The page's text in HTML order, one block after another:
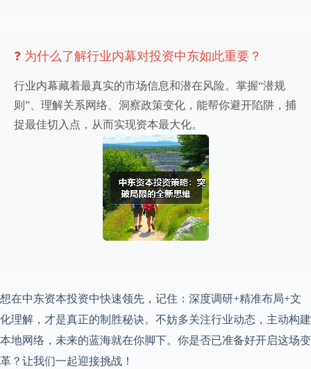
❓ 为什么了解行业内幕对投资中东如此重要？
行业内幕藏着最真实的市场信息和潜在风险。掌握“潜规
则”、理解关系网络、洞察政策变化，能帮你避开陷阱，捕
捉最佳切入点，从而实现资本最大化。
想在中东资本投资中快速领先，记住：深度调研+精准布局+文
化理解，才是真正的制胜秘诀。不妨多关注行业动态，主动构建
本地网络，未来的蓝海就在你脚下。你是否已准备好开启这场变
革？让我们一起迎接挑战！